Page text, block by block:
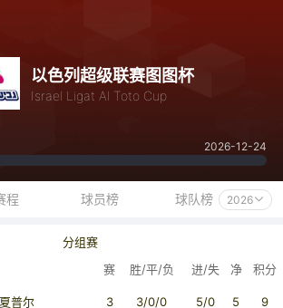
以色列超级联赛图图杯
Israel Ligat Al Toto Cup
2026-12-24
程 球员榜 球队榜 2026
分组赛
赛 胜/平/负 进/失 净 积分
普尔 3 3/0/0 5/0 5 9